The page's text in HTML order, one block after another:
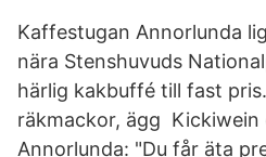
Kaffestugan Annorlunda
nära Stenshuvuds
härlig kakbuffé till fast
räkmackor, ägg Kickiwein
Annorlunda: "Du får äta